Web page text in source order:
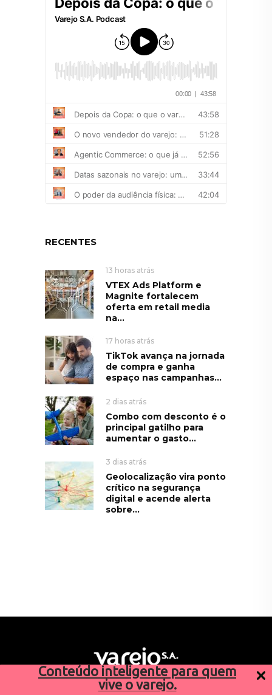
Conteúdo inteligente para quem
vive o varejo.
RECENTES
13 horas atrás
VTEX Ads Platform e
Magnite fortalecem
oferta em retail media
na...
17 horas atrás
TikTok avança na jornada
de compra e ganha
espaço nas campanhas...
2 dias atrás
Combo com desconto é o
principal gatilho para
aumentar o gasto...
3 dias atrás
Geolocalização vira ponto
crítico na segurança
digital e acende alerta
sobre...